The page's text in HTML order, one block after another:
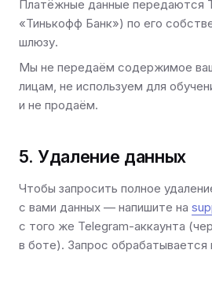
Платёжные данные передаются
«Тинькофф Банк») по его
шлюзу.
Мы не передаём содержимое
лицам, не используем для
и не продаём.
5. Удаление данных
Чтобы запросить полное
с вами данных — напишите на
с того же Telegram-аккаунта
в боте). Запрос обрабатывается